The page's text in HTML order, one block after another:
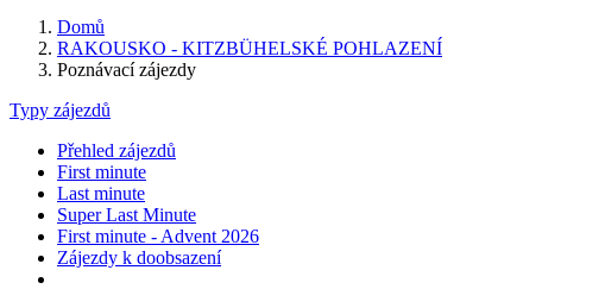
Domů
RAKOUSKO - KITZBÜHELSKÉ POHLAZENÍ
Poznávací zájezdy
Typy zájezdů
Přehled zájezdů
First minute
Last minute
Super Last Minute
First minute - Advent 2026
Zájezdy k doobsazení